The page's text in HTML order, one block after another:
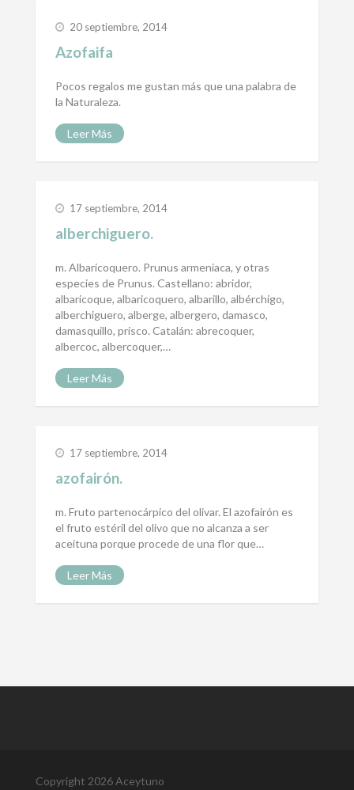
20 septiembre, 2014
Azofaifa
Pocos regalos me gustan más que una palabra de
la Naturaleza.
Leer Más
17 septiembre, 2014
alberchiguero.
m. Albaricoquero. Prunus armeniaca, y otras
especies de Prunus. Castellano: abridor,
albaricoque, albaricoquero, albarillo, albérchigo,
alberchiguero, alberge, albergero, damasco,
damasquillo, prisco. Catalán: abrecoquer,
albercoc, albercoquer,…
Leer Más
17 septiembre, 2014
azofairón.
m. Fruto partenocárpico del olivar. El azofairón es
el fruto estéril del olivo que no alcanza a ser
aceituna porque procede de una flor que…
Leer Más
Copyright 2026 Aceytuno